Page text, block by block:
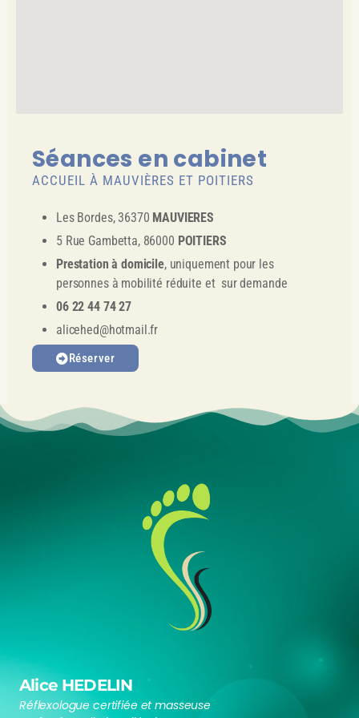
Séances en cabinet
ACCUEIL À MAUVIÈRES ET POITIERS
Les Bordes, 36370 MAUVIERES
5 Rue Gambetta, 86000 POITIERS
Prestation à domicile, uniquement pour les
personnes à mobilité réduite et sur demande
06 22 44 74 27
alicehed@hotmail.fr
Réserver
Alice HEDELIN
Réflexologue certifiée et masseuse